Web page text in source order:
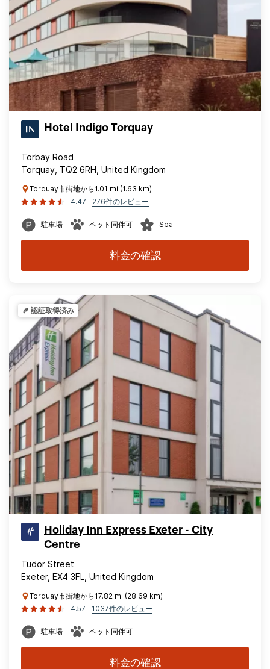
Hotel Indigo Torquay
Torbay Road
Torquay, TQ2 6RH, United Kingdom
Torquay市街地から1.01 mi (1.63 km)
4.47
276件のレビュー
駐車場 ペット同伴可 Spa
料金の確認
認証取得済み
Holiday Inn Express Exeter - City
Centre
Tudor Street
Exeter, EX4 3FL, United Kingdom
Torquay市街地から17.82 mi (28.69 km)
4.57
1037件のレビュー
駐車場 ペット同伴可
料金の確認